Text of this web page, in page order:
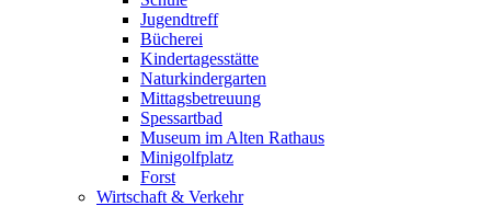
Jugendtreff
Bücherei
Kindertagesstätte
Naturkindergarten
Mittagsbetreuung
Spessartbad
Museum im Alten Rathaus
Minigolfplatz
Forst
Wirtschaft & Verkehr